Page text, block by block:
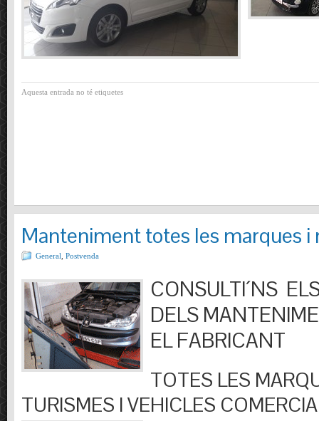
Aquesta entrada no té etiquetes
Manteniment totes les marques i
General Postvenda
CONSULTI´NS
DELS
EL FABRICANT
TOTES LES
TURISMES I VEHICLES